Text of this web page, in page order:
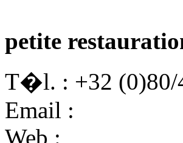
petite
T�l. : +32 (0)80/
Email :
Web :